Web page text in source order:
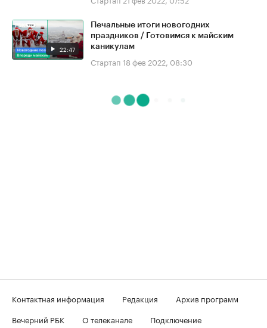
22:47
Печальные итоги новогодних
праздников / Готовимся к майским
каникулам
Стартап 18 фев 2022, 08:30
Контактная информация Редакция
Архив программ
Вечерний РБК
О телеканале
Подключение